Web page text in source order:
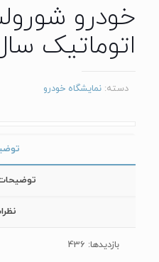
اتوماتیک سال
دسته: نمایشگاه خودرو
بازدیدها: 436